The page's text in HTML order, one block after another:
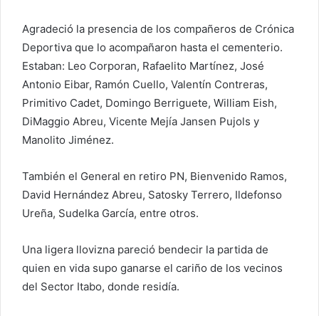
Agradeció la presencia de los compañeros de Crónica
Deportiva que lo acompañaron hasta el cementerio.
Estaban: Leo Corporan, Rafaelito Martínez, José
Antonio Eibar, Ramón Cuello, Valentín Contreras,
Primitivo Cadet, Domingo Berriguete, William Eish,
DiMaggio Abreu, Vicente Mejía Jansen Pujols y
Manolito Jiménez.
También el General en retiro PN, Bienvenido Ramos,
David Hernández Abreu, Satosky Terrero, Ildefonso
Ureña, Sudelka García, entre otros.
Una ligera llovizna pareció bendecir la partida de
quien en vida supo ganarse el cariño de los vecinos
del Sector Itabo, donde residía.